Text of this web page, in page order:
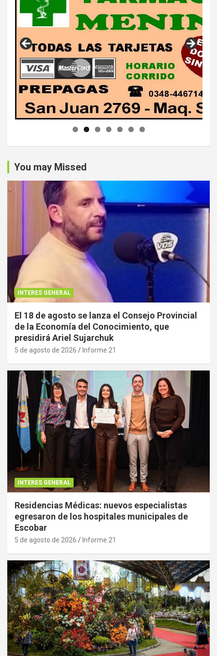
You may Missed
INTERES GENERAL
El 18 de agosto se lanza el Consejo Provincial
de la Economía del Conocimiento, que
presidirá Ariel Sujarchuk
5 de agosto de 2026 Informe 21
INTERES GENERAL
Residencias Médicas: nuevos especialistas
egresaron de los hospitales municipales de
Escobar
5 de agosto de 2026 Informe 21